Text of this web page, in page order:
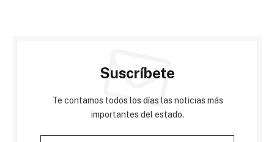
Suscríbete
Te contamos todos los días las noticias más
importantes del estado.